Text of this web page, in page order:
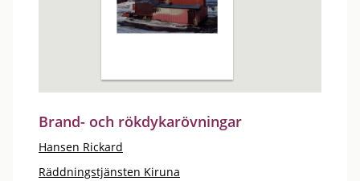
Brand- och rökdykarövningar
Hansen Rickard
Räddningstjänsten Kiruna